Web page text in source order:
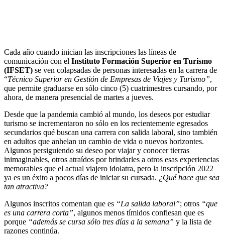
Cada año cuando inician las inscripciones las líneas de
comunicación con el Instituto Formación Superior en Turismo
(IFSET) se ven colapsadas de personas interesadas en la carrera de
“Técnico Superior en Gestión de Empresas de Viajes y Turismo”,
que permite graduarse en sólo cinco (5) cuatrimestres cursando, por
ahora, de manera presencial de martes a jueves.
Desde que la pandemia cambió al mundo, los deseos por estudiar
turismo se incrementaron no sólo en los recientemente egresados
secundarios qué buscan una carrera con salida laboral, sino también
en adultos que anhelan un cambio de vida o nuevos horizontes.
Algunos persiguiendo su deseo por viajar y conocer tierras
inimaginables, otros atraídos por brindarles a otros esas experiencias
memorables que el actual viajero idolatra, pero la inscripción 2022
ya es un éxito a pocos días de iniciar su cursada. ¿Qué hace que sea
tan atractiva?
Algunos inscritos comentan que es “La salida laboral”; otros “que
es una carrera corta”, algunos menos tímidos confiesan que es
porque “además se cursa sólo tres días a la semana” y la lista de
razones continúa.